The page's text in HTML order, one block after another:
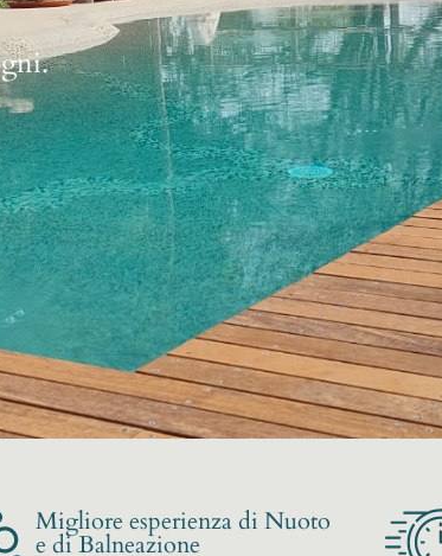
Migliore esperienza di Nuoto
e di Balneazione